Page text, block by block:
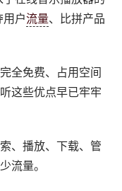
用户流量、比拼产品
全免费、占用空间
这些优点早已牢牢
、播放、下载、管
流量。